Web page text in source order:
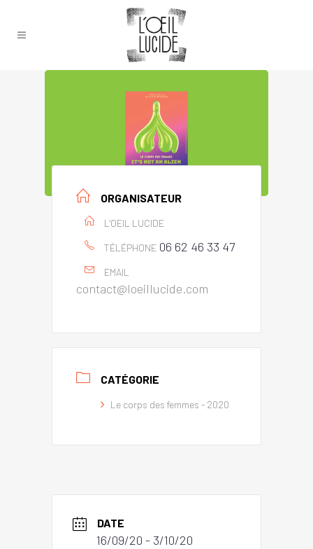
ORGANISATEUR
L'OEIL LUCIDE
TÉLÉPHONE 06 62 46 33 47
EMAIL
contact@loeillucide.com
CATÉGORIE
Le corps des femmes - 2020
DATE
16/09/20 - 3/10/20